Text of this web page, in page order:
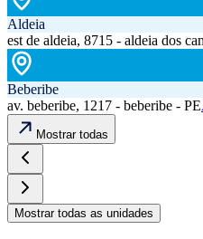
Aldeia
est de aldeia, 8715 - aldeia dos
Beberibe
av. beberibe, 1217 - beberibe - PE
Mostrar todas
Mostrar todas as unidades